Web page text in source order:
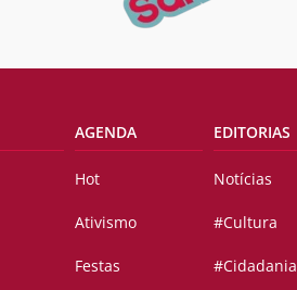
AGENDA
Hot
Ativismo
Festas
EDITORIAS
Notícias
#Cultura
#Cidadania